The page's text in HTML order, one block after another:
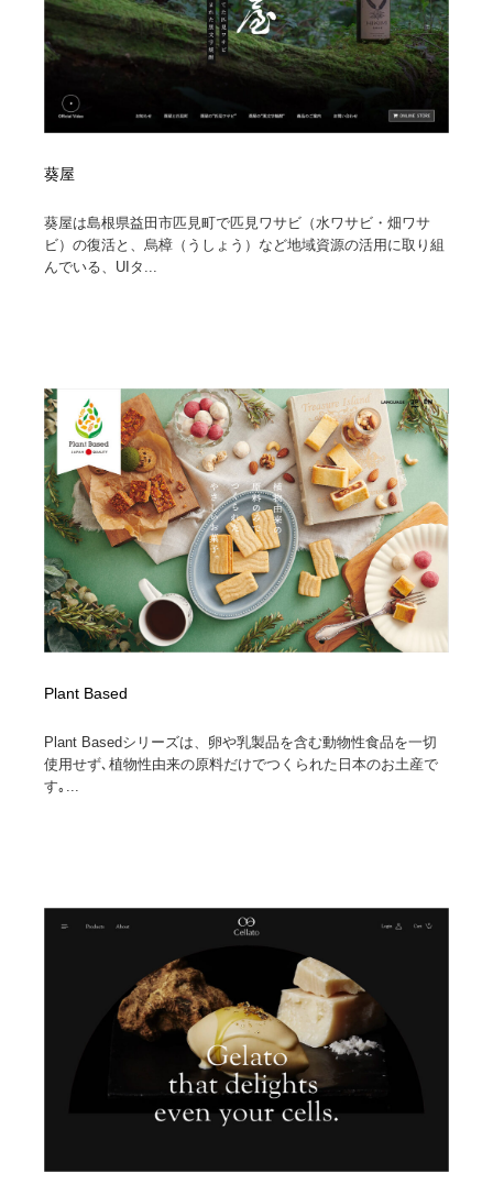
葵屋
葵屋は島根県益田市匹見町で匹見ワサビ（水ワサビ・畑ワサ
ビ）の復活と、烏樟（うしょう）など地域資源の活用に取り組
んでいる、UIタ...
Plant Based
Plant Basedシリーズは、卵や乳製品を含む動物性食品を一切
使用せず､植物性由来の原料だけでつくられた日本のお土産で
す｡...